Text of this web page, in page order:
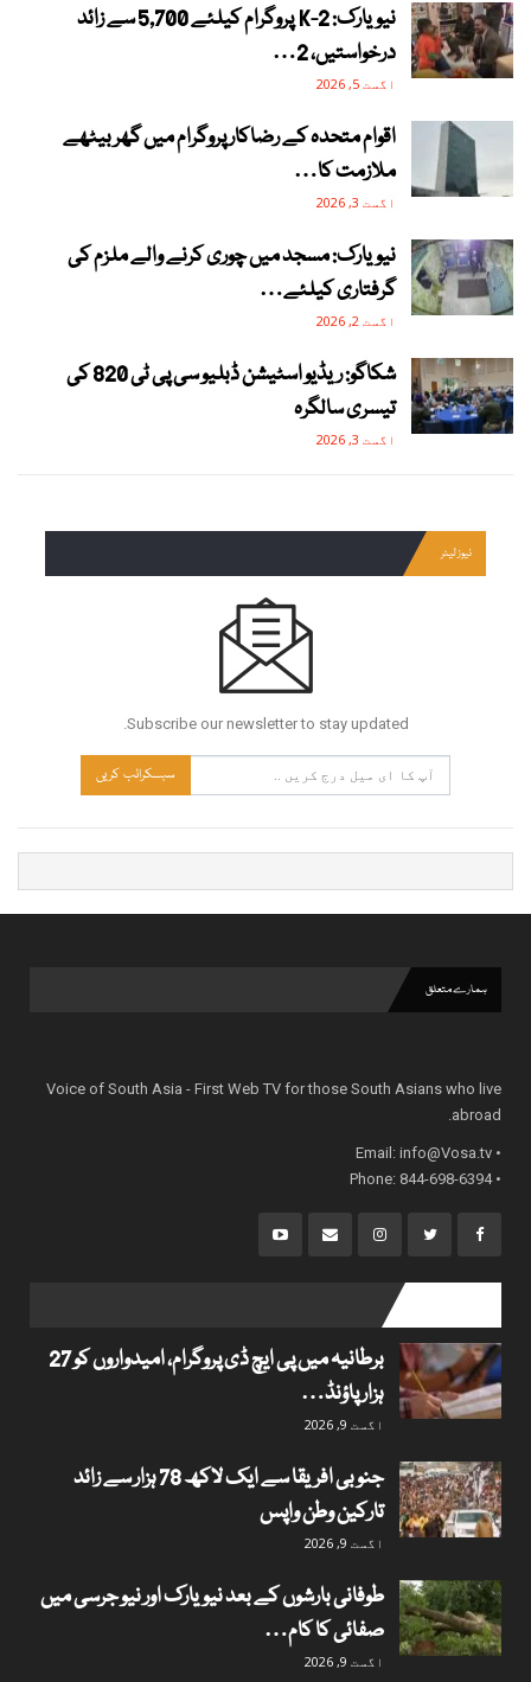
نیویارک: 2-K پروگرام کیلئے 5,700 سے زائد
درخواستیں، 2…
اگست 5, 2026
اقوام متحدہ کے رضاکار پروگرام میں گھر بیٹھے
ملازمت کا…
اگست 3, 2026
نیویارک: مسجد میں چوری کرنے والے ملزم کی
گرفتاری کیلئے…
اگست 2, 2026
شکاگو: ریڈیو اسٹیشن ڈبلیو سی پی ٹی 820 کی
تیسری سالگرہ
اگست 3, 2026
نیوز لیٹر
Subscribe our newsletter to stay updated.
سبسکرائب کریں
ہمارے متعلق
Voice of South Asia - First Web TV for those South Asians who live
abroad.
• Email:
info@Vosa.tv
• Phone: 844-698-6394
برطانیہ میں پی ایچ ڈی پروگرام، امیدواروں کو 27
ہزار پاؤنڈ…
اگست 9, 2026
جنوبی افریقا سے ایک لاکھ 78 ہزار سے زائد
تارکین وطن واپس
اگست 9, 2026
طوفانی بارشوں کے بعد نیویارک اور نیو جرسی میں
صفائی کا کام…
اگست 9, 2026